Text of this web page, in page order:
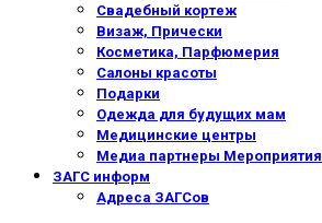
Свадебный кортеж
Визаж, Прически
Косметика, Парфюмерия
Салоны красоты
Подарки
Одежда для будущих мам
Медицинские центры
Медиа партнеры Мероприятия
ЗАГС информ
Адреса ЗАГСов